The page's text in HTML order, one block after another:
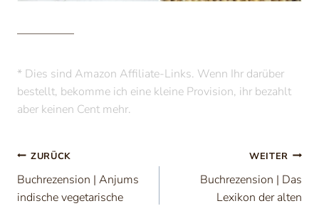
—————
* Dies sind Amazon Affiliate-Links. Wenn Ihr darüber
bestellt, bekomme ich eine kleine Provision, ihr bezahlt
aber keinen Cent mehr.
Beitragsnavigation
ZURÜCK
Buchrezension | Anjums
indische vegetarische
WEITER
Buchrezension | Das
Lexikon der alten